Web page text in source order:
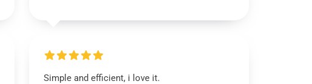
Simple and efficient, i love it.